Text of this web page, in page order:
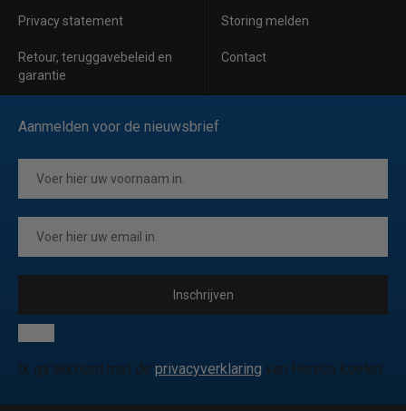
Privacy statement Storing melden
Retour, teruggavebeleid en
garantie
Contact
Aanmelden voor de nieuwsbrief
Inschrijven
Ik ga akkoord met de privacyverklaring van Horeca koelen